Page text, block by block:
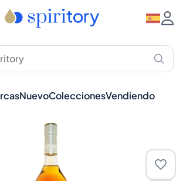
NuevoColeccionesVendiendo